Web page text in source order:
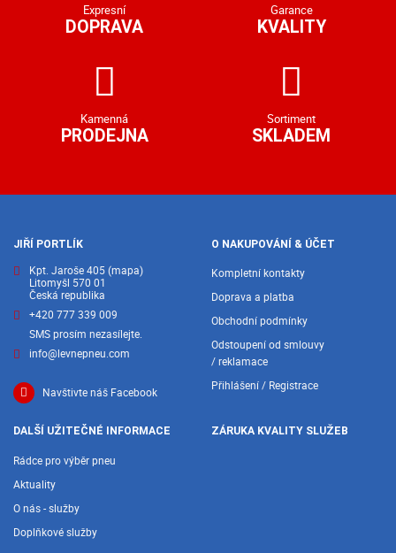
Expresní
DOPRAVA
Garance
KVALITY
Kamenná
PRODEJNA
Sortiment
SKLADEM
JIŘÍ PORTLÍK
Kpt. Jaroše 405(mapa)
Litomyšl 570 01
Česká republika
+420 777 339 009
SMS prosím nezasílejte.
info@levnepneu.com
Navštivte náš Facebook
O NAKUPOVÁNÍ & ÚČET
Kompletní kontakty
Doprava a platba
Obchodní podmínky
Odstoupení od smlouvy
/ reklamace
Přihlášení / Registrace
DALŠÍ UŽITEČNÉ INFORMACE
Rádce pro výběr pneu
Aktuality
O nás - služby
Doplňkové služby
ZÁRUKA KVALITY SLUŽEB